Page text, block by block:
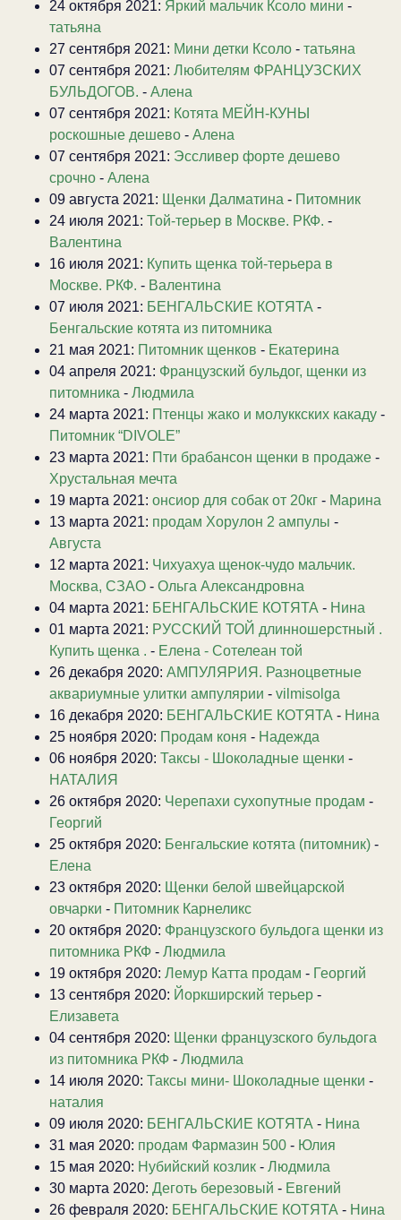
24 октября 2021: Яркий мальчик Ксоло мини -
татьяна
27 сентября 2021: Мини детки Ксоло - татьяна
07 сентября 2021: Любителям ФРАНЦУЗСКИХ
БУЛЬДОГОВ. - Алена
07 сентября 2021: Котята МЕЙН-КУНЫ
роскошные дешево - Алена
07 сентября 2021: Эссливер форте дешево
срочно - Алена
09 августа 2021: Щенки Далматина - Питомник
24 июля 2021: Той-терьер в Москве. РКФ. -
Валентина
16 июля 2021: Купить щенка той-терьера в
Москве. РКФ. - Валентина
07 июля 2021: БЕНГАЛЬСКИЕ КОТЯТА -
Бенгальские котята из питомника
21 мая 2021: Питомник щенков - Екатерина
04 апреля 2021: Французский бульдог, щенки из
питомника - Людмила
24 марта 2021: Птенцы жако и молуккских какаду -
Питомник “DIVOLE”
23 марта 2021: Пти брабансон щенки в продаже -
Хрустальная мечта
19 марта 2021: онсиор для собак от 20кг - Марина
13 марта 2021: продам Хорулон 2 ампулы -
Августа
12 марта 2021: Чихуахуа щенок-чудо мальчик.
Москва, СЗАО - Ольга Александровна
04 марта 2021: БЕНГАЛЬСКИЕ КОТЯТА - Нина
01 марта 2021: РУССКИЙ ТОЙ длинношерстный .
Купить щенка . - Елена - Сотелеан той
26 декабря 2020: АМПУЛЯРИЯ. Разноцветные
аквариумные улитки ампулярии - vilmisolga
16 декабря 2020: БЕНГАЛЬСКИЕ КОТЯТА - Нина
25 ноября 2020: Продам коня - Надежда
06 ноября 2020: Таксы - Шоколадные щенки -
НАТАЛИЯ
26 октября 2020: Черепахи сухопутные продам -
Георгий
25 октября 2020: Бенгальские котята (питомник) -
Елена
23 октября 2020: Щенки белой швейцарской
овчарки - Питомник Карнеликс
20 октября 2020: Французского бульдога щенки из
питомника РКФ - Людмила
19 октября 2020: Лемур Катта продам - Георгий
13 сентября 2020: Йоркширский терьер -
Елизавета
04 сентября 2020: Щенки французского бульдога
из питомника РКФ - Людмила
14 июля 2020: Таксы мини- Шоколадные щенки -
наталия
09 июля 2020: БЕНГАЛЬСКИЕ КОТЯТА - Нина
31 мая 2020: продам Фармазин 500 - Юлия
15 мая 2020: Нубийский козлик - Людмила
30 марта 2020: Деготь березовый - Евгений
26 февраля 2020: БЕНГАЛЬСКИЕ КОТЯТА - Нина